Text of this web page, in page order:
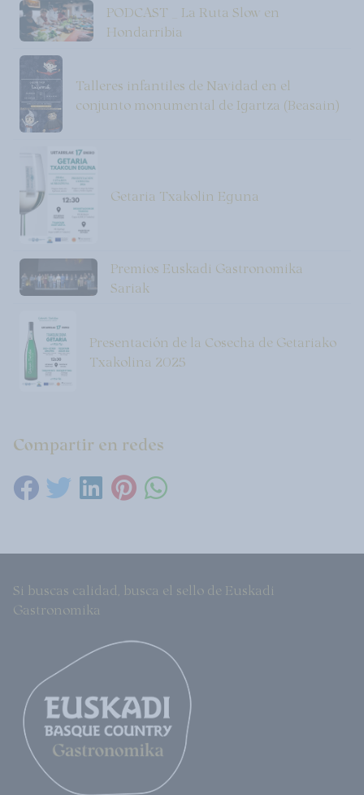
PODCAST _ La Ruta Slow en
Hondarribia
Talleres infantiles de Navidad en el
conjunto monumental de Igartza (Beasain)
Getaria Txakolin Eguna
Premios Euskadi Gastronomika
Sariak
Presentación de la Cosecha de Getariako
Txakolina 2025
Compartir en redes
Si buscas calidad, busca el sello de Euskadi
Gastronomika